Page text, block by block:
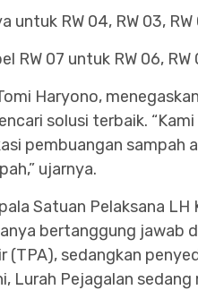
untuk RW 04, RW 03, RW
RW 07 untuk RW 06, RW
Haryono,
solusi terbaik.
pembuangan sampah
ujarnya.
Satuan Pelaksana
bertanggung jawab
(TPA), sedangkan
Lurah Pejagalan